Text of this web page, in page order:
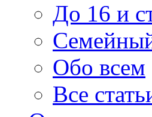
До 16 и
Обо всем
Все